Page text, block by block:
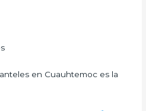
en Cuauhtemoc es la